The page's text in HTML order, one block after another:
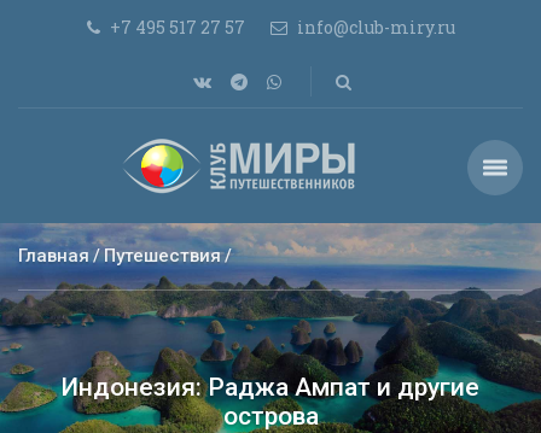
+7 495 517 27 57 info@club-miry.ru
Главная Путешествия
Индонезия: Раджа Ампат и другие
острова